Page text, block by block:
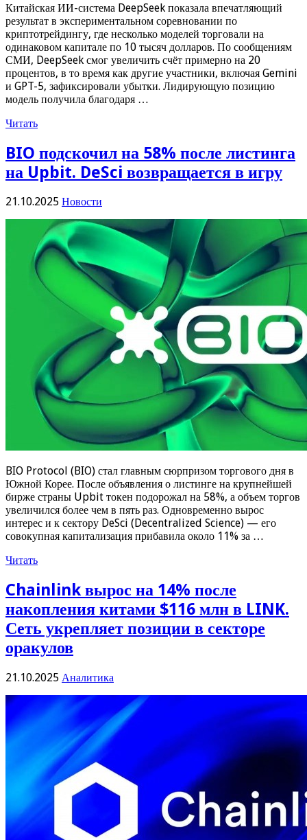
Китайская ИИ-система DeepSeek показала впечатляющий
результат в экспериментальном соревновании по
криптотрейдингу, где несколько моделей торговали на
одинаковом капитале по 10 тысяч долларов. По сообщениям
СМИ, DeepSeek смог увеличить счёт примерно на 20
процентов, в то время как другие участники, включая Gemini
и GPT-5, зафиксировали убытки. Лидирующую позицию
модель получила благодаря …
Читать
BIO подскочил на 58% после листинга
на Upbit. DeSci возвращается в игру
21.10.2025 Новости
BIO Protocol (BIO) стал главным сюрпризом торгового дня в
Южной Корее. После объявления о листинге на крупнейшей
бирже страны Upbit токен подорожал на 58%, а объем торгов
увеличился более чем в пять раз. Одновременно вырос
интерес и к сектору DeSci (Decentralized Science) — его
совокупная капитализация прибавила около 11% за …
Читать
Chainlink вырос на 14% после
накопления китами $116 млн в LINK.
Сеть укрепляет позиции в секторе
оракулов
21.10.2025 Аналитика